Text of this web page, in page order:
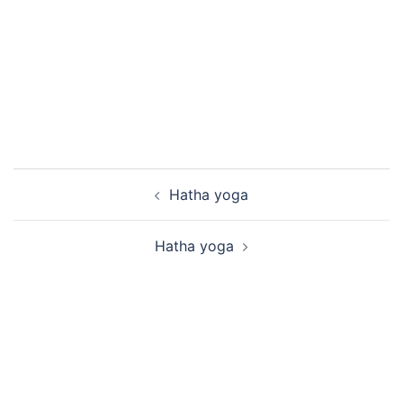
Hatha yoga
Hatha yoga